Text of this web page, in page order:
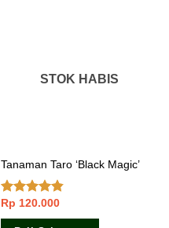
STOK HABIS
Tanaman Taro ‘Black Magic’
Dinilai
4.50dari 5
Rp 120.000